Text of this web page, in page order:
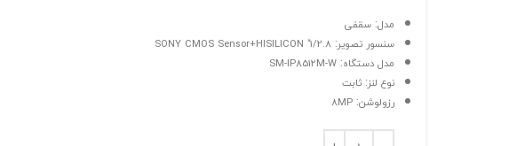
مدل: سقفی
سنسور تصویر:
1/2.8″ SONY CMOS Sensor+HISILICON
مدل دستگاه:
SM-IP8512M-W
نوع لنز: ثابت
رزولوشن:
8MP